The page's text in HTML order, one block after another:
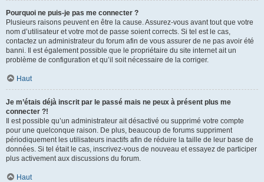
Pourquoi ne puis-je pas me connecter ?
Plusieurs raisons peuvent en être la cause. Assurez-vous avant tout que votre
nom d’utilisateur et votre mot de passe soient corrects. Si tel est le cas,
contactez un administrateur du forum afin de vous assurer de ne pas avoir été
banni. Il est également possible que le propriétaire du site internet ait un
problème de configuration et qu’il soit nécessaire de la corriger.
Haut
Je m’étais déjà inscrit par le passé mais ne peux à présent plus me
connecter ?!
Il est possible qu’un administrateur ait désactivé ou supprimé votre compte
pour une quelconque raison. De plus, beaucoup de forums suppriment
périodiquement les utilisateurs inactifs afin de réduire la taille de leur base de
données. Si tel était le cas, inscrivez-vous de nouveau et essayez de participer
plus activement aux discussions du forum.
Haut